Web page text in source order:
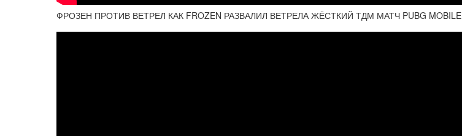
ФРОЗЕН ПРОТИВ ВЕТРЕЛ КАК FROZEN РАЗВАЛИЛ ВЕТРЕЛА ЖЁСТКИЙ ТДМ МАТЧ PUBG MOBILE